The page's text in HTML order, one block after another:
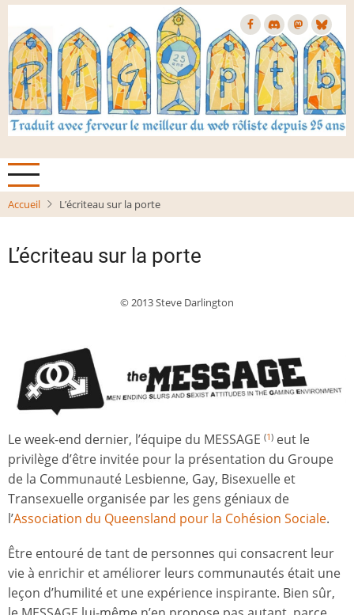
Aller
contenu
principal
Accueil L’écriteau sur la porte
L’écriteau sur la porte
© 2013 Steve Darlington
Le week-end dernier, l’équipe du MESSAGE (1) eut le
privilège d’être invitée pour la présentation du Groupe
de la Communauté Lesbienne, Gay, Bisexuelle et
Transexuelle organisée par les gens géniaux de
l’Association du Queensland pour la Cohésion Sociale.
Être entouré de tant de personnes qui consacrent leur
vie à enrichir et améliorer leurs communautés était une
leçon d’humilité et une expérience inspirante. Bien sûr,